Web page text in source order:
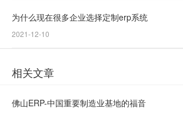
为什么现在很多企业选择定制erp系统
2021-12-10
相关文章
佛山ERP-中国重要制造业基地的福音